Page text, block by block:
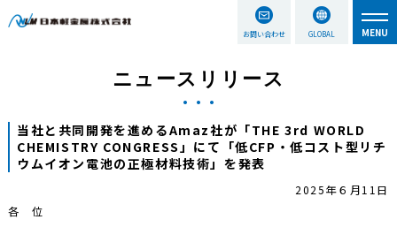
お問い合わせ GLOBAL
ニュースリリース
当社と共同開発を進めるAmaz社が「THE 3rd WORLD
CHEMISTRY CONGRESS」にて「低CFP・低コスト型リチ
ウムイオン電池の正極材料技術」を発表
2025年６月11日
各 位